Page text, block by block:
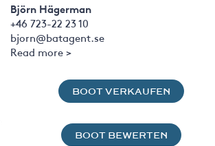
Björn Hägerman
+46 723-22 23 10
bjorn@batagent.se
Read more >
BOOT VERKAUFEN
BOOT BEWERTEN